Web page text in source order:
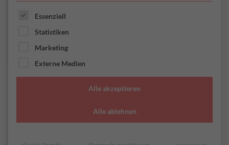
(1)
26,95€ 23,18€–26,95€
22,80€ 19,61€–22,80€
ES FOLGT EINE LISTE DER SERVICE-GRUPPEN, FÜR
Essenziell
Statistiken
Marketing
Externe Medien
Alle akzeptieren
Alle ablehnen